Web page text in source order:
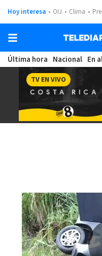
Hoy interesa OIJ Clima
Última hora Nacional En
TV EN VIVO